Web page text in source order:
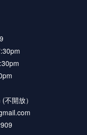
開放）